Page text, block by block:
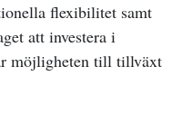
flexibilitet samt
att investera i
möjligheten till tillväxt